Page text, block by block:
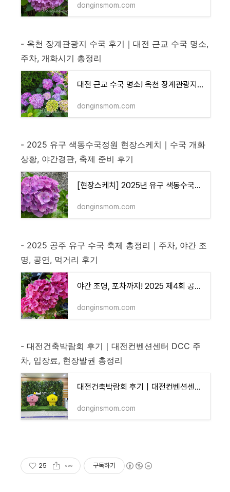
donginsmom.com
- 옥천 장계관광지 수국 후기｜대전 근교 수국 명소,
주차, 개화시기 총정리
대전 근교 수국 명소! 옥천 장계관광지 완전 정복 (위치/주차/개화시기)
donginsmom.com
- 2025 유구 색동수국정원 현장스케치｜수국 개화
상황, 야간경관, 축제 준비 후기
[현장스케치] 2025년 유구 색동수국정원 꽃축제, 실시간 개화 상황
donginsmom.com
- 2025 공주 유구 수국 축제 총정리｜주차, 야간 조
명, 공연, 먹거리 후기
야간 조명, 포차까지! 2025 제4회 공주 유구 수국 축제 완전 정복
donginsmom.com
- 대전건축박람회 후기｜대전컨벤션센터 DCC 주
차, 입장료, 현장발권 총정리
대전건축박람회 후기｜대전컨벤션센터 DCC 주차, 입장료, 현장발권 총정리
donginsmom.com
25 구독하기